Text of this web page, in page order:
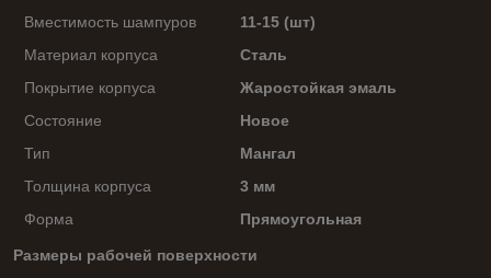
Вместимость шампуров
11-15 (шт)
Материал корпуса
Сталь
Покрытие корпуса
Жаростойкая эмаль
Состояние
Новое
Тип
Мангал
Толщина корпуса
3 мм
Форма
Прямоугольная
Размеры рабочей поверхности